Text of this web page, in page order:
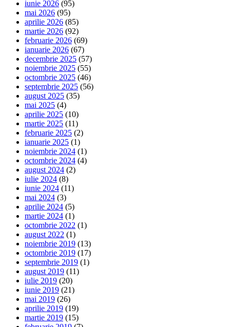
iunie 2026 (95)
mai 2026 (95)
aprilie 2026 (85)
martie 2026 (92)
februarie 2026 (69)
ianuarie 2026 (67)
decembrie 2025 (57)
noiembrie 2025 (55)
octombrie 2025 (46)
septembrie 2025 (56)
august 2025 (35)
mai 2025 (4)
aprilie 2025 (10)
martie 2025 (11)
februarie 2025 (2)
ianuarie 2025 (1)
noiembrie 2024 (1)
octombrie 2024 (4)
august 2024 (2)
iulie 2024 (8)
iunie 2024 (11)
mai 2024 (3)
aprilie 2024 (5)
martie 2024 (1)
octombrie 2022 (1)
august 2022 (1)
noiembrie 2019 (13)
octombrie 2019 (17)
septembrie 2019 (1)
august 2019 (11)
iulie 2019 (20)
iunie 2019 (21)
mai 2019 (26)
aprilie 2019 (19)
martie 2019 (15)